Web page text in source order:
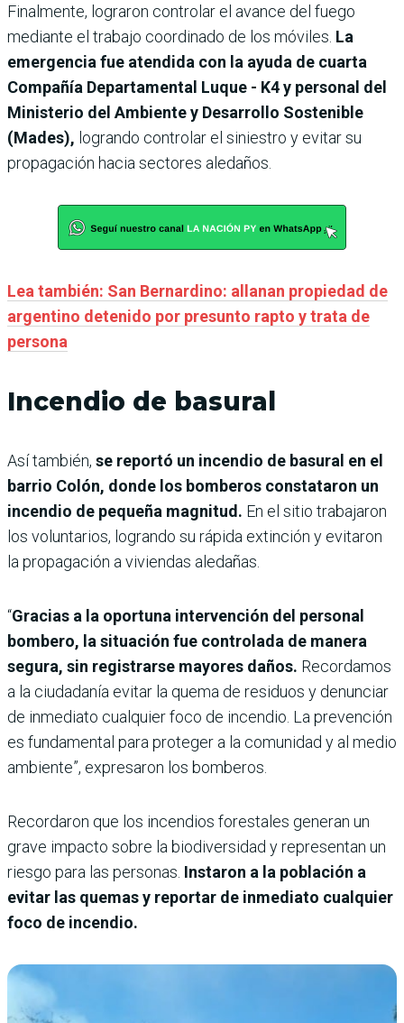
Finalmente, lograron controlar el avance del fuego
mediante el trabajo coordinado de los móviles. La
emergencia fue atendida con la ayuda de cuarta
Compañía Departamental Luque - K4 y personal del
Ministerio del Ambiente y Desarrollo Sostenible
(Mades), logrando controlar el siniestro y evitar su
propagación hacia sectores aledaños.
Lea también: San Bernardino: allanan propiedad de
argentino detenido por presunto rapto y trata de
persona
Incendio de basural
Así también, se reportó un incendio de basural en el
barrio Colón, donde los bomberos constataron un
incendio de pequeña magnitud. En el sitio trabajaron
los voluntarios, logrando su rápida extinción y evitaron
la propagación a viviendas aledañas.
“Gracias a la oportuna intervención del personal
bombero, la situación fue controlada de manera
segura, sin registrarse mayores daños. Recordamos
a la ciudadanía evitar la quema de residuos y denunciar
de inmediato cualquier foco de incendio. La prevención
es fundamental para proteger a la comunidad y al medio
ambiente”, expresaron los bomberos.
Recordaron que los incendios forestales generan un
grave impacto sobre la biodiversidad y representan un
riesgo para las personas. Instaron a la población a
evitar las quemas y reportar de inmediato cualquier
foco de incendio.